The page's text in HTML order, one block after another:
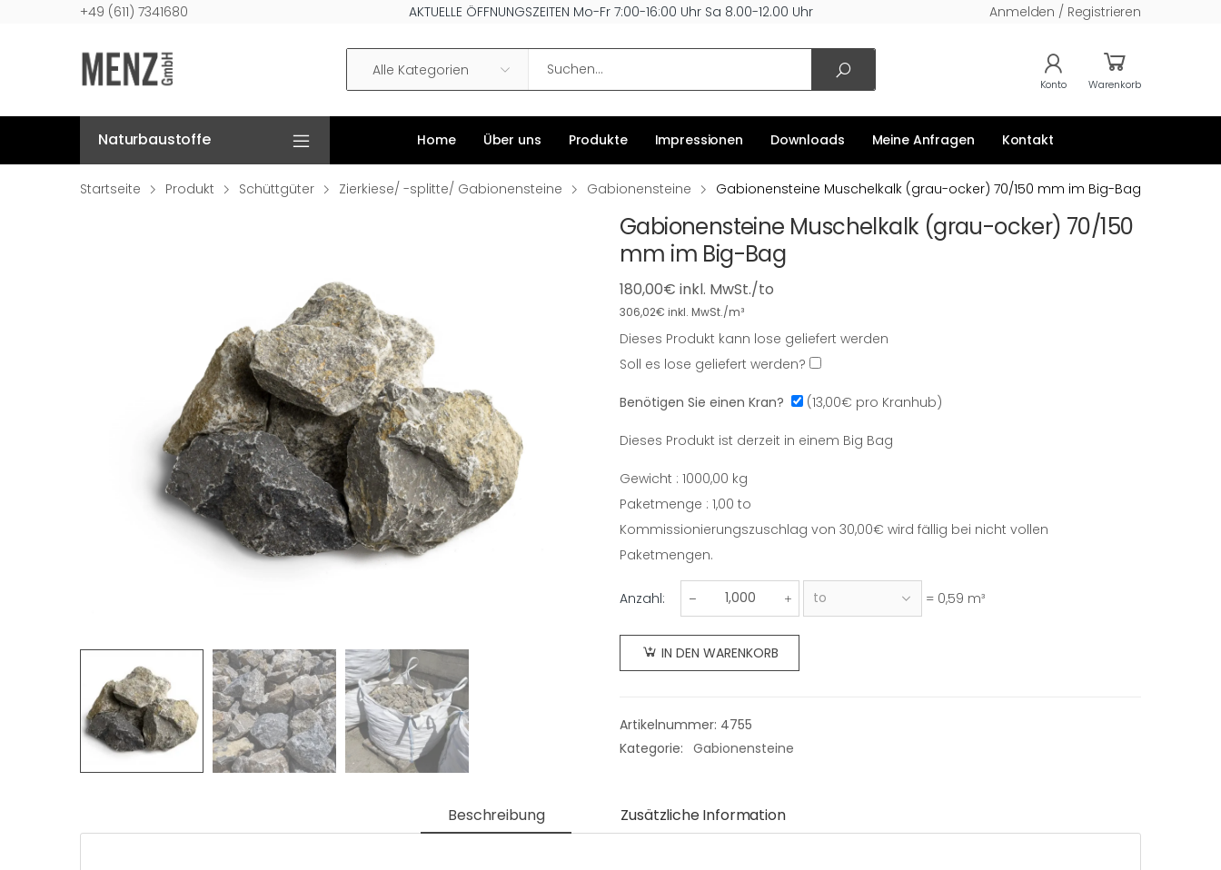
+49 (611) 7341680 AKTUELLE ÖFFNUNGSZEITEN Mo-Fr 7:00-16:00 Uhr Sa 8.00-12.00 Uhr Anmelden / Registrieren
Alle Kategorien
Search
Konto Warenkorb
Naturbaustoffe Home Über uns Produkte Impressionen Downloads Meine Anfragen Kontakt
Startseite Produkt Schüttgüter Zierkiese/ -splitte/ Gabionensteine Gabionensteine Gabionensteine Muschelkalk (grau-ocker) 70/150 mm im Big-Bag
Gabionensteine Muschelkalk (grau-ocker) 70/150
mm im Big-Bag
180,00€ inkl. MwSt./to
306,02€ inkl. MwSt./m³
kann
werden
Dieses Produkt kann lose geliefert werden
Soll es lose geliefert werden?
Benötigen Sie einen Kran? (13,00€ pro Kranhub)
Produkt
ist
derzeit
in
Big
Dieses Produkt ist derzeit in einem Big Bag
Gewicht : 1000,00 kg
Paketmenge
Paketmenge : 1,00 to
Kommissionierungszuschlag von 30,00€ wird fällig bei nicht vollen
Paketmengen.
= 0,59 m³
Anzahl:
Muschelkalk
(grau-
mm im
Big-Bag
IN DEN WARENKORB
Artikelnummer: 4755
Kategorie: Gabionensteine
Beschreibung Zusätzliche Information